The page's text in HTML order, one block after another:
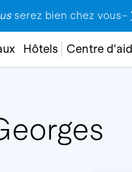
serez bien chez vous–
Hôtels Centre